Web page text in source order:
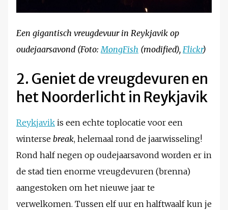
Een gigantisch vreugdevuur in Reykjavik op
oudejaarsavond (Foto:MongFish (modified), Flickr)
2. Geniet de vreugdevuren en
het Noorderlicht in Reykjavik
Reykjavik is een echte toplocatie voor een
winterse break, helemaal rond de jaarwisseling!
Rond half negen op oudejaarsavond worden er in
de stad tien enorme vreugdevuren (brenna)
aangestoken om het nieuwe jaar te
verwelkomen. Tussen elf uur en halftwaalf kun je